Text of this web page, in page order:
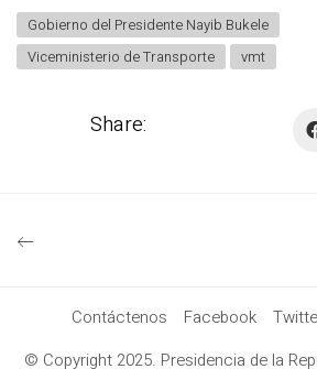
Gobierno del Presidente Nayib Bukele
Viceministerio de Transporte
vmt
Share:
Contáctenos Facebook
© Copyright 2025. Presidencia de la